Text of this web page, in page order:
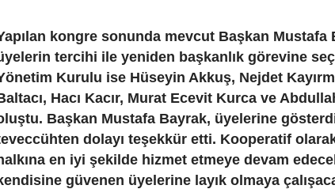
kongre sonunda mevcut Başkan Mustafa
tercihi ile yeniden başkanlık görevine
Kurulu ise Hüseyin Akkuş, Nejdet
Hacı Kacır, Murat Ecevit Kurca ve
Başkan Mustafa Bayrak, üyelerine
dolayı teşekkür etti. Kooperatif
en iyi şekilde hizmet etmeye devam
güvenen üyelerine layık olmaya